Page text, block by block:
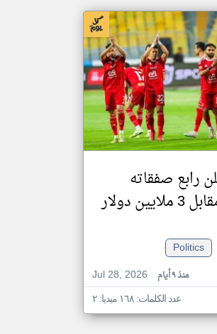
رابع صفقاته
دولار
Politics
Jul 28, 2026
منذ ٩ أيام
عدد الكلمات: ١٦٨ ميديا: ٢